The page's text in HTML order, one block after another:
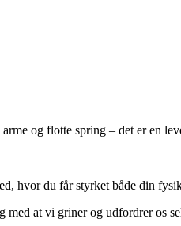
og flotte spring – det er en
hvor du får styrket både din
at vi griner og udfordrer os